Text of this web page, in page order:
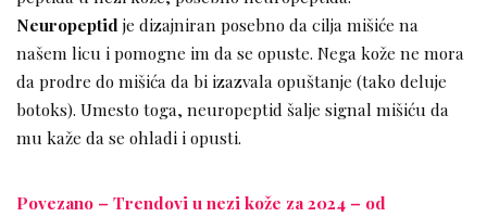
Neuropeptid je dizajniran posebno da cilja mišiće na
našem licu i pomogne im da se opuste. Nega kože ne mora
da prodre do mišića da bi izazvala opuštanje (tako deluje
botoks). Umesto toga, neuropeptid šalje signal mišiću da
mu kaže da se ohladi i opusti.
Povezano – Trendovi u nezi kože za 2024 – od